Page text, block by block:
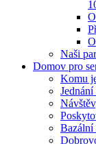
Naši
Domov pro
Komu
Jednání
Bazální